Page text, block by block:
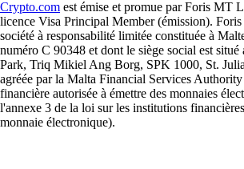
Crypto.com est émise et promue par Foris MT
licence Visa Principal Member (émission).
société à responsabilité limitée constituée à
numéro C 90348 et dont le siège social est
Park, Triq Mikiel Ang Borg, SPK 1000, St.
agréée par la Malta Financial Services
financière autorisée à émettre des monnaies
l'annexe 3 de la loi sur les institutions
monnaie électronique).